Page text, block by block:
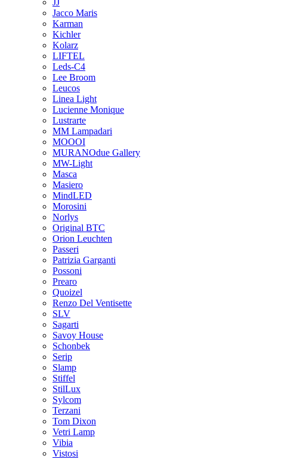
JJ
Jacco Maris
Karman
Kichler
Kolarz
LIFTEL
Leds-C4
Lee Broom
Leucos
Linea Light
Lucienne Monique
Lustrarte
MM Lampadari
MOOOI
MURANOdue Gallery
MW-Light
Masca
Masiero
MindLED
Morosini
Norlys
Original BTC
Orion Leuchten
Passeri
Patrizia Garganti
Possoni
Prearo
Quoizel
Renzo Del Ventisette
SLV
Sagarti
Savoy House
Schonbek
Serip
Slamp
Stiffel
StilLux
Sylcom
Terzani
Tom Dixon
Vetri Lamp
Vibia
Vistosi